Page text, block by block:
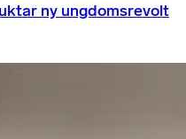
ny ungdomsrevolt